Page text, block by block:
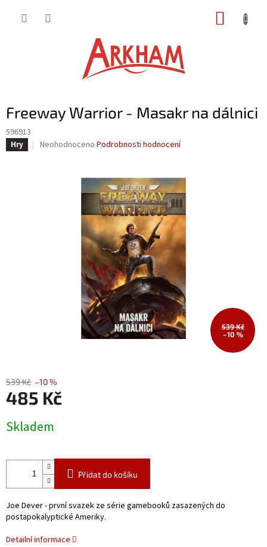
Freeway Warrior - Masakr na dálnici
596913
Hry
Průměrné
Neohodnoceno Podrobnosti hodnocení
539 Kč
–10 %
539 Kč –10 %
485 Kč
cena:
Skladem
Přidat do košíku
Joe Dever - první svazek ze série gamebooků zasazených do
postapokalyptické Ameriky.
Detailní informace